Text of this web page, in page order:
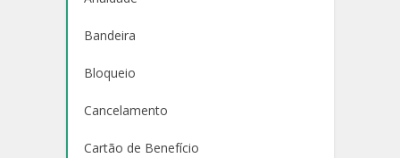
Bandeira
Bloqueio
Cancelamento
Cartão de Benefício